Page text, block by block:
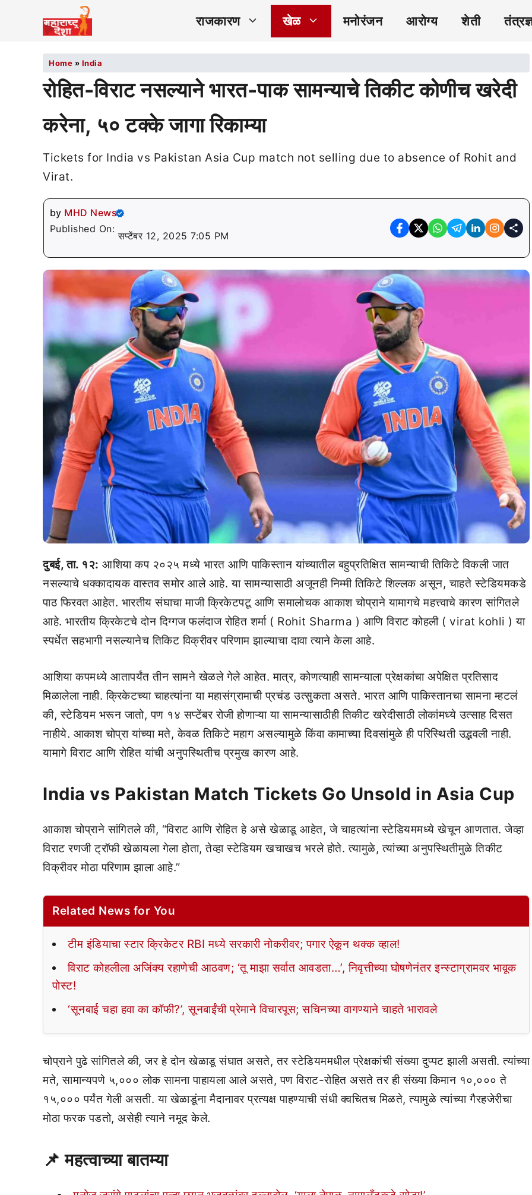
राजकारण खेळ मनोरंजन आरोग्य शेती
Home » India
रोहित-विराट नसल्याने भारत-पाक सामन्याचे तिकीट कोणीच खरेदी
करेना, ५० टक्के जागा रिकाम्या
Tickets for India vs Pakistan Asia Cup match not selling due to absence of Rohit and
Virat.
by MHD News
Published On:
सप्टेंबर 12, 2025 7:05 PM
दुबई, ता. १२: आशिया कप २०२५ मध्ये भारत आणि पाकिस्तान यांच्यातील बहुप्रतिक्षित सामन्याची तिकिटे विकली जात
नसल्याचे धक्कादायक वास्तव समोर आले आहे. या सामन्यासाठी अजूनही निम्मी तिकिटे शिल्लक असून, चाहते स्टेडियमकडे
पाठ फिरवत आहेत. भारतीय संघाचा माजी क्रिकेटपटू आणि समालोचक आकाश चोप्राने यामागचे महत्त्वाचे कारण सांगितले
आहे. भारतीय क्रिकेटचे दोन दिग्गज फलंदाज रोहित शर्मा ( Rohit Sharma ) आणि विराट कोहली ( virat kohli ) या
स्पर्धेत सहभागी नसल्यानेच तिकिट विक्रीवर परिणाम झाल्याचा दावा त्याने केला आहे.
आशिया कपमध्ये आतापर्यंत तीन सामने खेळले गेले आहेत. मात्र, कोणत्याही सामन्याला प्रेक्षकांचा अपेक्षित प्रतिसाद
मिळालेला नाही. क्रिकेटच्या चाहत्यांना या महासंग्रामाची प्रचंड उत्सुकता असते. भारत आणि पाकिस्तानचा सामना म्हटलं
की, स्टेडियम भरून जातो, पण १४ सप्टेंबर रोजी होणाऱ्या या सामन्यासाठीही तिकीट खरेदीसाठी लोकांमध्ये उत्साह दिसत
नाहीये. आकाश चोप्रा यांच्या मते, केवळ तिकिटे महाग असल्यामुळे किंवा कामाच्या दिवसांमुळे ही परिस्थिती उद्भवली नाही.
यामागे विराट आणि रोहित यांची अनुपस्थितीच प्रमुख कारण आहे.
India vs Pakistan Match Tickets Go Unsold in Asia Cup
आकाश चोप्राने सांगितले की, “विराट आणि रोहित हे असे खेळाडू आहेत, जे चाहत्यांना स्टेडियममध्ये खेचून आणतात. जेव्हा
विराट रणजी ट्रॉफी खेळायला गेला होता, तेव्हा स्टेडियम खचाखच भरले होते. त्यामुळे, त्यांच्या अनुपस्थितीमुळे तिकीट
विक्रीवर मोठा परिणाम झाला आहे.”
Related News for You
टीम इंडियाचा स्टार क्रिकेटर RBI मध्ये सरकारी नोकरीवर; पगार ऐकून थक्क व्हाल!
विराट कोहलीला अजिंक्य रहाणेची आठवण; ‘तू माझा सर्वात आवडता…’, निवृत्तीच्या घोषणेनंतर इन्स्टाग्रामवर भावूक
पोस्ट!
‘सूनबाई चहा हवा का कॉफी?’, सूनबाईंची प्रेमाने विचारपूस; सचिनच्या वागण्याने चाहते भारावले
चोप्राने पुढे सांगितले की, जर हे दोन खेळाडू संघात असते, तर स्टेडियममधील प्रेक्षकांची संख्या दुप्पट झाली असती. त्यांच्या
मते, सामान्यपणे ५,००० लोक सामना पाहायला आले असते, पण विराट-रोहित असते तर ही संख्या किमान १०,००० ते
१५,००० पर्यंत गेली असती. या खेळाडूंना मैदानावर प्रत्यक्ष पाहण्याची संधी क्वचितच मिळते, त्यामुळे त्यांच्या गैरहजेरीचा
मोठा फरक पडतो, असेही त्याने नमूद केले.
📌 महत्वाच्या बातम्या